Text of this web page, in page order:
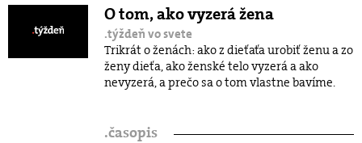
O tom, ako vyzerá žena
.týždeň vo svete
Trikrát o ženách: ako z dieťaťa urobiť ženu a zo
ženy dieťa, ako ženské telo vyzerá a ako
nevyzerá, a prečo sa o tom vlastne bavíme.
.časopis